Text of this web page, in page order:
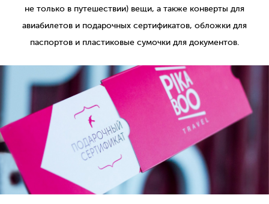
не только в путешествии) вещи, а также конверты для
авиабилетов и подарочных сертификатов, обложки для
паспортов и пластиковые сумочки для документов.